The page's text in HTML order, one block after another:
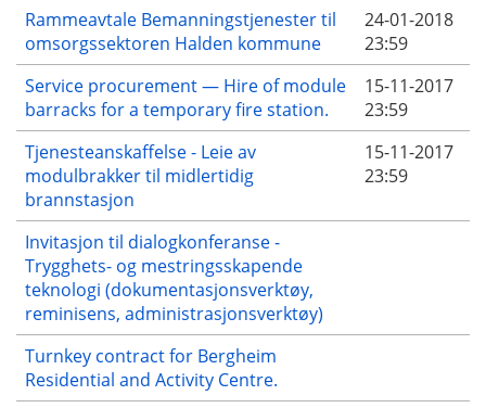
Rammeavtale Bemanningstjenester til
omsorgssektoren Halden kommune
24-01-2018
23:59
Service procurement — Hire of module
barracks for a temporary fire station.
15-11-2017
23:59
Tjenesteanskaffelse - Leie av
modulbrakker til midlertidig
brannstasjon
15-11-2017
23:59
Invitasjon til dialogkonferanse -
Trygghets- og mestringsskapende
teknologi (dokumentasjonsverktøy,
reminisens, administrasjonsverktøy)
Turnkey contract for Bergheim
Residential and Activity Centre.